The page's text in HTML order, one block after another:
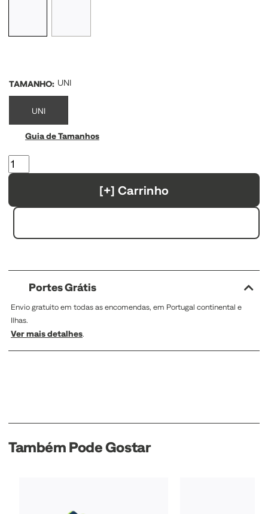
Também Pode Gostar
TAMANHO: UNI
UNI
Guia de Tamanhos
[+] Carrinho
Portes Grátis
Envio gratuito em todas as encomendas, em Portugal continental e
Ilhas.
Ver mais detalhes.